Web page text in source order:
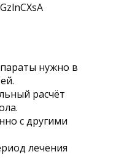
нужно в
расчёт
с другими
лечения